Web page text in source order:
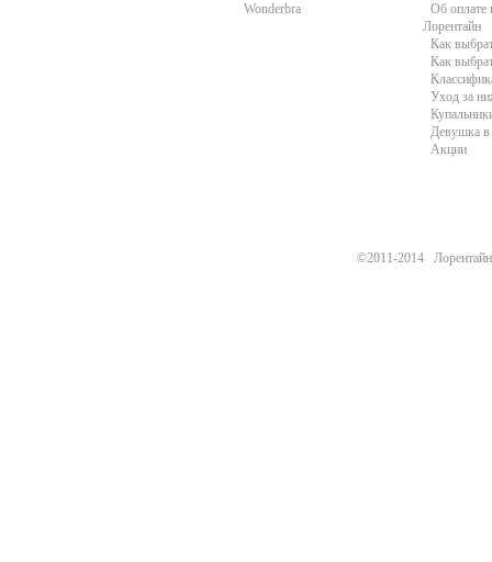
Wonderbra
Об оплате
Лорентайн
Как
Как
Уход за
Девушка в
Акции
©2011-2014